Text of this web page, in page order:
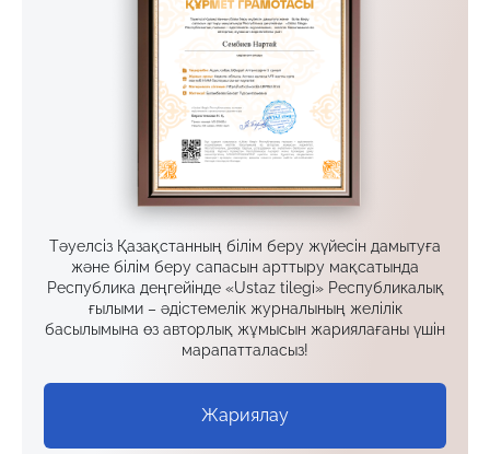
Тәуелсіз Қазақстанның білім беру жүйесін дамытуға
және білім беру сапасын арттыру мақсатында
Республика деңгейінде «Ustaz tilegi» Республикалық
ғылыми – әдістемелік журналының желілік
басылымына өз авторлық жұмысын жариялағаны үшін
марапатталасыз!
Жариялау